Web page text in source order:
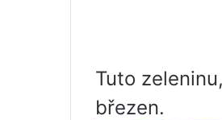
Tuto
březen.